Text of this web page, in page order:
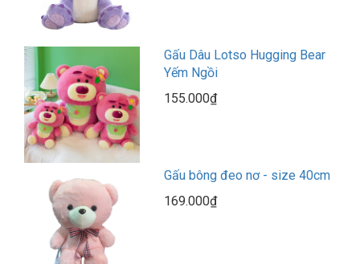
Gấu Dâu Lotso Hugging Bear
Yếm Ngồi
155.000₫
Gấu bông đeo nơ - size 40cm
169.000₫